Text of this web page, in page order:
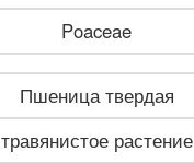
Poaceae
Пшеница твердая
травянистое растение